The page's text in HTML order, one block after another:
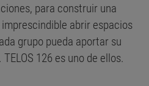
para construir una
abrir espacios
grupo pueda aportar su
126 es uno de ellos.